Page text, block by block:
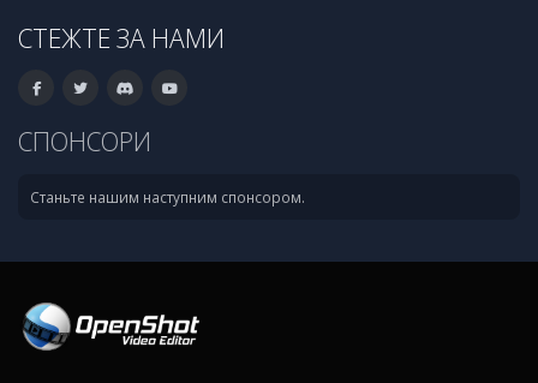
СТЕЖТЕ ЗА НАМИ
СПОНСОРИ
Станьте нашим наступним спонсором.